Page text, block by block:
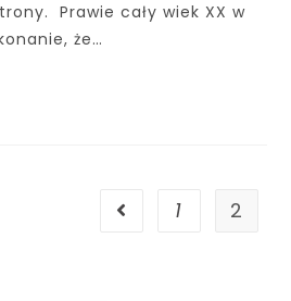
Prawie cały wiek XX w
że…
1 2